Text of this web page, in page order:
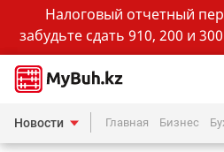
Налоговый отчетный
забудьте сдать 910, 200 и
Новости Главная Бизнес